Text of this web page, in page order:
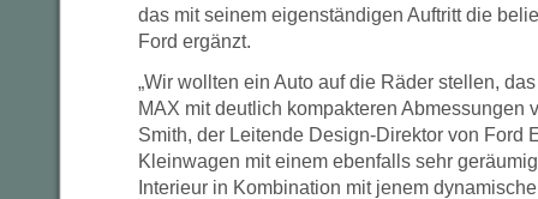
das mit seinem eigenständigen Auftritt die
Ford ergänzt.
„Wir wollten ein Auto auf die Räder stellen,
MAX mit deutlich kompakteren Abmessungen
Smith, der Leitende Design-Direktor von Ford
Kleinwagen mit einem ebenfalls sehr
Interieur in Kombination mit jenem